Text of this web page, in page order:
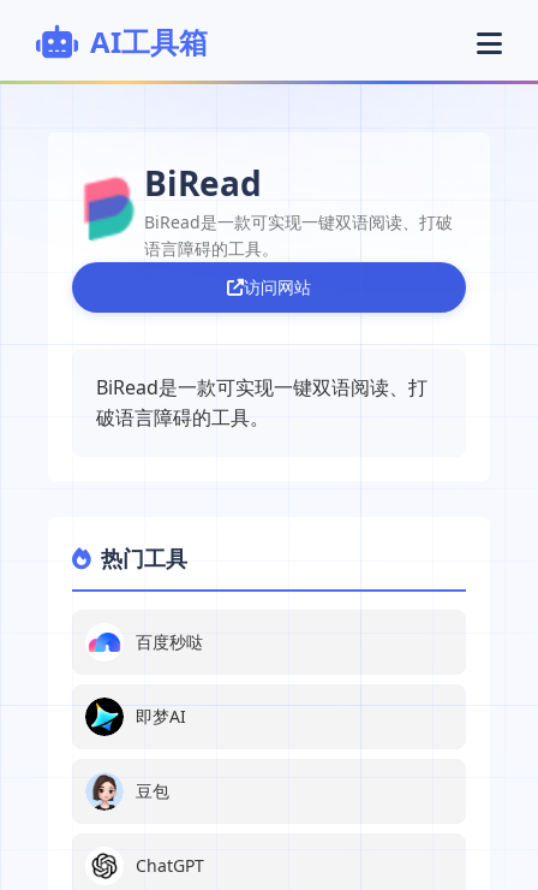
AI工具箱
BiRead
BiRead是一款可实现一键双语阅读、打破
语言障碍的工具。
访问网站
BiRead是一款可实现一键双语阅读、打
破语言障碍的工具。
热门工具
百度秒哒
即梦AI
豆包
ChatGPT